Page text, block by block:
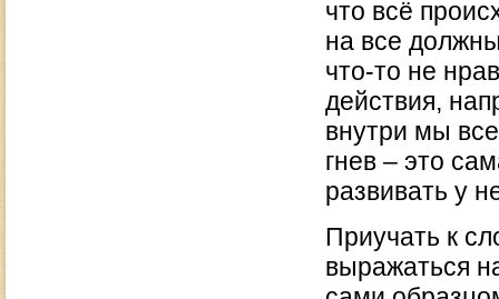
что всё
на все
что-то не
действия,
внутри мы
гнев – это
развивать у
Приучать к
выражаться